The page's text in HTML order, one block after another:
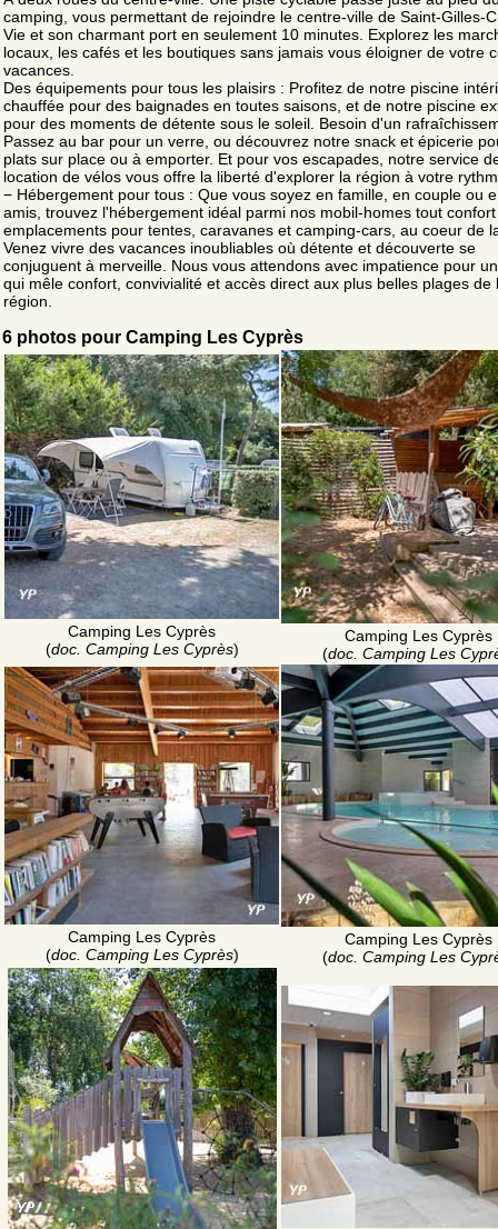
camping, vous permettant de rejoindre le centre-ville de Saint-Gilles-
Vie et son charmant port en seulement 10 minutes. Explorez les
locaux, les cafés et les boutiques sans jamais vous éloigner de votre
vacances.
Des équipements pour tous les plaisirs : Profitez de notre piscine
chauffée pour des baignades en toutes saisons, et de notre piscine
pour des moments de détente sous le soleil. Besoin d'un
Passez au bar pour un verre, ou découvrez notre snack et épicerie
plats sur place ou à emporter. Et pour vos escapades, notre service
location de vélos vous offre la liberté d'explorer la région à votre
− Hébergement pour tous : Que vous soyez en famille, en couple ou
amis, trouvez l'hébergement idéal parmi nos mobil-homes tout
emplacements pour tentes, caravanes et camping-cars, au coeur de
Venez vivre des vacances inoubliables où détente et découverte se
conjuguent à merveille. Nous vous attendons avec impatience pour
qui mêle confort, convivialité et accès direct aux plus belles plages de
région.
6 photos pour Camping Les Cyprès
Camping Les Cyprès
(doc. Camping Les Cyprès)
Camping Les Cyprès
(doc. Camping Les
Camping Les Cyprès
(doc. Camping Les Cyprès)
Camping Les Cyprès
(doc. Camping Les